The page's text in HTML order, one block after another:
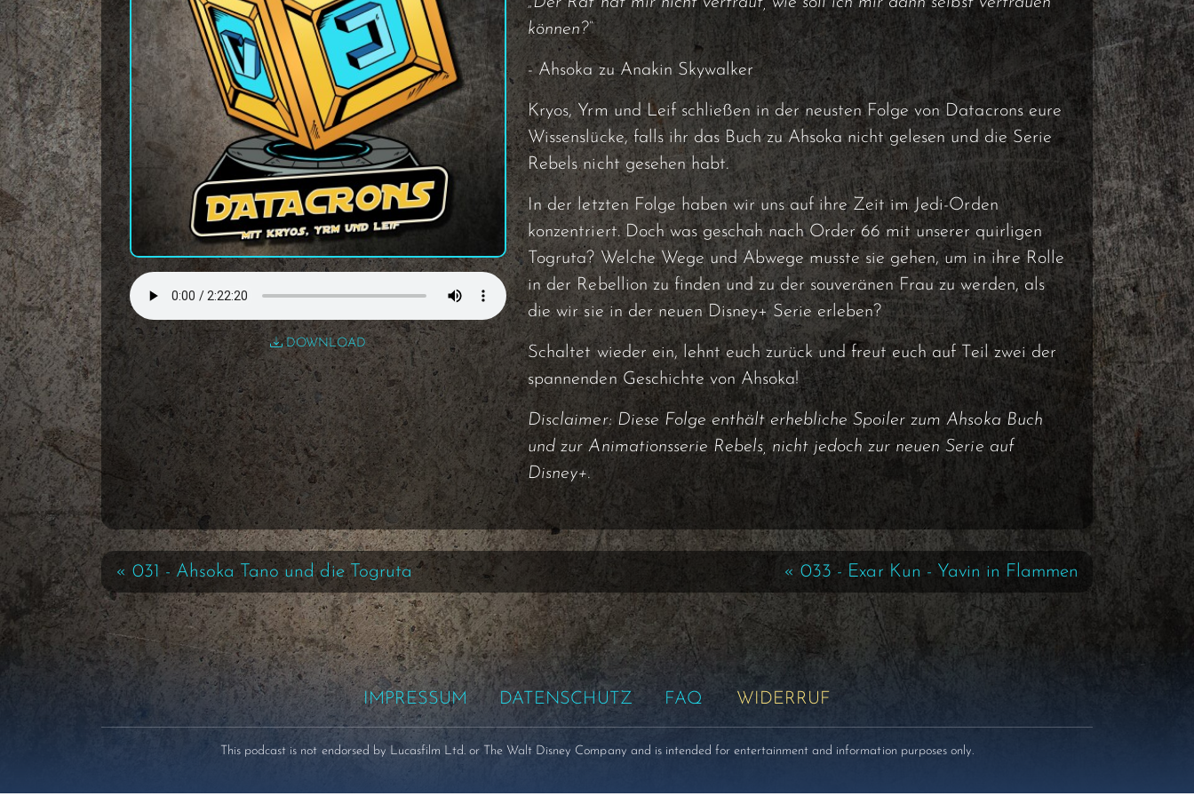
DOWNLOAD
können?“
- Ahsoka zu Anakin Skywalker
Kryos, Yrm und Leif schließen in der neusten Folge von Datacrons eure
Wissenslücke, falls ihr das Buch zu Ahsoka nicht gelesen und die Serie
Rebels nicht gesehen habt.
In der letzten Folge haben wir uns auf ihre Zeit im Jedi-Orden
konzentriert. Doch was geschah nach Order 66 mit unserer quirligen
Togruta? Welche Wege und Abwege musste sie gehen, um in ihre Rolle
in der Rebellion zu finden und zu der souveränen Frau zu werden, als
die wir sie in der neuen Disney+ Serie erleben?
Schaltet wieder ein, lehnt euch zurück und freut euch auf Teil zwei der
spannenden Geschichte von Ahsoka!
Disclaimer: Diese Folge enthält erhebliche Spoiler zum Ahsoka Buch
und zur Animationsserie Rebels, nicht jedoch zur neuen Serie auf
Disney+.
« 031 - Ahsoka Tano und die Togruta « 033 - Exar Kun - Yavin in Flammen
IMPRESSUM DATENSCHUTZ FAQ WIDERRUF
This podcast is not endorsed by Lucasfilm Ltd. or The Walt Disney Company and is intended for entertainment and information purposes only.